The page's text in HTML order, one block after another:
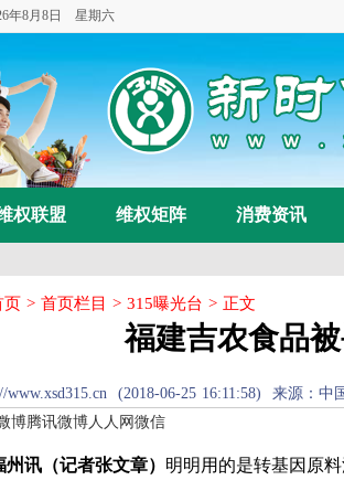
年8月8日 星期六
权联盟 维权矩阵 消费资讯
页 > 首页栏目 > 315曝光台 > 正文
福建吉农食品
(2018-06-25 16:11:58) 来源： 中
博腾讯微博人人网 微信
讯（记者张文章） 明明用的是转基因原